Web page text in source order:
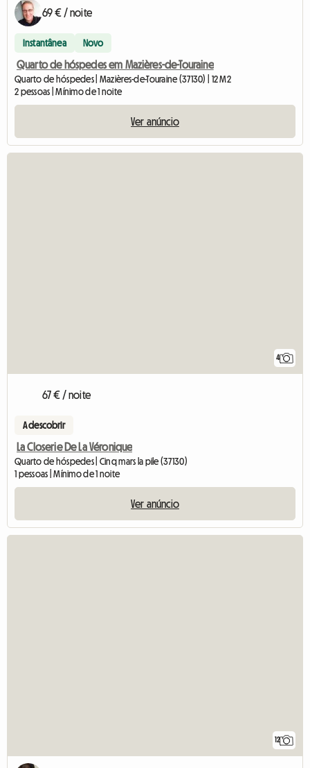
69 € / noite
Instantânea Novo
Quarto de hóspedes em Mazières-de-Touraine
Quarto de hóspedes | Mazières-de-Touraine (37130) | 12 M2
2 pessoas | Mínimo de 1 noite
Ver anúncio
4
67 € / noite
A descobrir
La Closerie De La Véronique
Quarto de hóspedes | Cinq mars la pile (37130)
1 pessoas | Mínimo de 1 noite
Ver anúncio
12